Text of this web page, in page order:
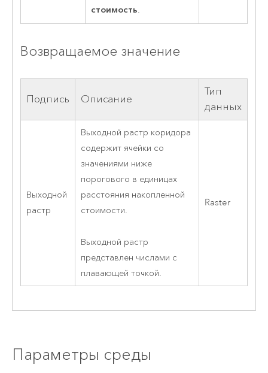
стоимость.
Возвращаемое значение
Подпись Описание
Тип
данных
Выходной
растр
Выходной растр коридора
содержит ячейки со
значениями ниже
порогового в единицах
расстояния накопленной
стоимости.
Выходной растр
представлен числами с
плавающей точкой.
Raster
Параметры среды